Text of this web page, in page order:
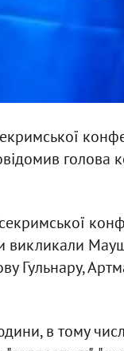
голова
викликали
Гульнару,
в тому